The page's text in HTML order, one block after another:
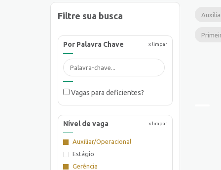
Filtre sua busca
x limpar
Por Palavra Chave
Vagas para deficientes?
x limpar
Nível de vaga
Auxiliar/Operacional
Estágio
Gerência